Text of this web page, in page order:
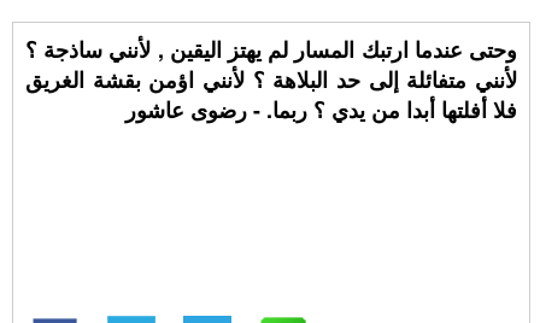
وحتى عندما ارتبك المسار لم يهتز اليقين , لأنني ساذجة ؟
لأنني متفائلة إلى حد البلاهة ؟ لأنني اؤمن بقشة الغريق
فلا أفلتها أبدا من يدي ؟ ربما. - رضوى عاشور